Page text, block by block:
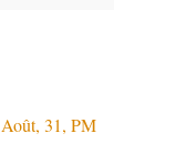
Août, 31, PM